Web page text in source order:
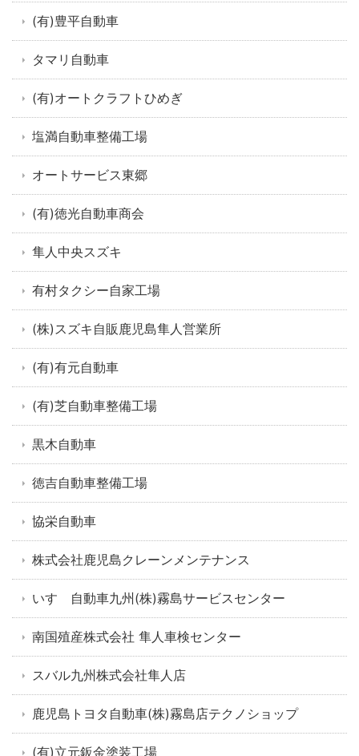
(有)豊平自動車
タマリ自動車
(有)オートクラフトひめぎ
塩満自動車整備工場
オートサービス東郷
(有)徳光自動車商会
隼人中央スズキ
有村タクシー自家工場
(株)スズキ自販鹿児島隼人営業所
(有)有元自動車
(有)芝自動車整備工場
黒木自動車
徳吉自動車整備工場
協栄自動車
株式会社鹿児島クレーンメンテナンス
いすゞ自動車九州(株)霧島サービスセンター
南国殖産株式会社 隼人車検センター
スバル九州株式会社隼人店
鹿児島トヨタ自動車(株)霧島店テクノショップ
(有)立元鈑金塗装工場